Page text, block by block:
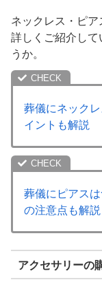
ネックレス・ピ
詳しくご紹介し
うか。
葬儀にネック
イントも解説
葬儀にピアス
の注意点も解説
アクセサリーの